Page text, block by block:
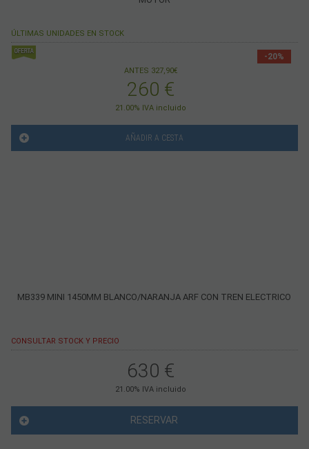
ÚLTIMAS UNIDADES EN STOCK
-20%
ANTES 327,90€
260 €
21.00% IVA incluido
AÑADIR A CESTA
MB339 MINI 1450MM BLANCO/NARANJA ARF CON TREN ELECTRICO
CONSULTAR STOCK Y PRECIO
630 €
21.00% IVA incluido
RESERVAR